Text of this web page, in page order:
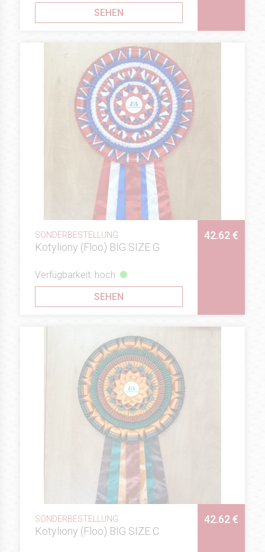
SEHEN
SONDERBESTELLUNG
Kotyliony (Floo) BIG SIZE G
42.62 €
Verfügbarkeit: hoch
SEHEN
SONDERBESTELLUNG
Kotyliony (Floo) BIG SIZE C
42.62 €